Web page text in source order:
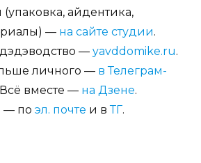
айдентика,
— на сайте студии.
— yavddomike.ru.
личного — в Телеграм-
вместе — на Дзене.
— по эл. почте и вТГ.